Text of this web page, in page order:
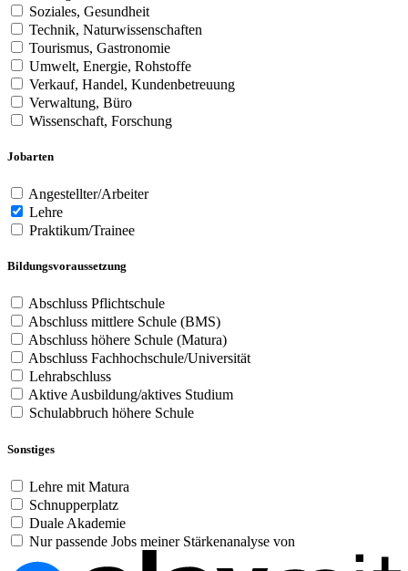
Soziales, Gesundheit
Technik, Naturwissenschaften
Tourismus, Gastronomie
Umwelt, Energie, Rohstoffe
Verkauf, Handel, Kundenbetreuung
Verwaltung, Büro
Wissenschaft, Forschung
Jobarten
Angestellter/Arbeiter
Lehre
Praktikum/Trainee
Bildungsvoraussetzung
Abschluss Pflichtschule
Abschluss mittlere Schule (BMS)
Abschluss höhere Schule (Matura)
Abschluss Fachhochschule/Universität
Lehrabschluss
Aktive Ausbildung/aktives Studium
Schulabbruch höhere Schule
Sonstiges
Lehre mit Matura
Schnupperplatz
Duale Akademie
Nur passende Jobs meiner Stärkenanalyse von